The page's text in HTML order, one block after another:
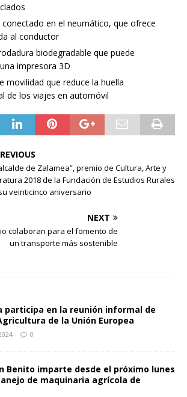
en el neumático, que ofrece
al conductor
biodegradable que puede
impresora 3D
movilidad que reduce la huella
de los viajes en automóvil
de Zalamea”, premio de Cultura, Arte y
2018 de la Fundación de Estudios Rurales
veinticinco aniversario
NEXT
colaboran para el fomento de
un transporte más sostenible
participa en la reunión informal de
de la Unión Europea
0
Benito imparte desde el próximo lunes
de maquinaria agrícola de